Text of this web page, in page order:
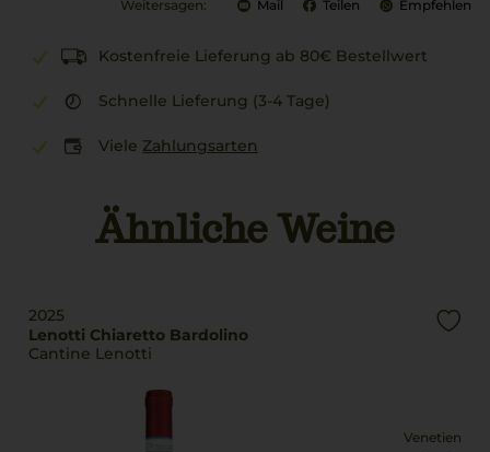
Weitersagen: Mail Teilen Empfehlen
Kostenfreie Lieferung ab 80€ Bestellwert
Schnelle Lieferung (3-4 Tage)
Viele Zahlungsarten
Ähnliche Weine
2025
Lenotti Chiaretto Bardolino
Cantine Lenotti
Venetien